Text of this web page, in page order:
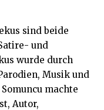
sind beide
und
wurde durch
Musik und
machte
Autor,